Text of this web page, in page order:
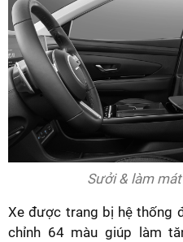
Sưởi & làm
Xe được trang bị hệ thống
chỉnh 64 màu giúp làm